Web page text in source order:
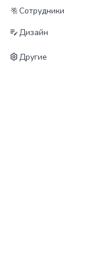
Сотрудники
Дизайн
Другие